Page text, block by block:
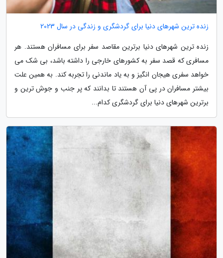
زنده ترین شهرهای دنیا برای گردشگری و زندگی در سال 2023
زنده ترین شهرهای دنیا برترین مقاصد سفر برای مسافران هستند. هر
مسافری که قصد سفر به کشورهای خارجی را داشته باشد، بی شک می
خواهد سفری هیجان انگیز و به یاد ماندنی را تجربه کند. به همین علت
بیشتر مسافران در پی آن هستند تا بدانند که پر جنب و جوش ترین و
برترین شهرهای دنیا برای گردشگری کدام...